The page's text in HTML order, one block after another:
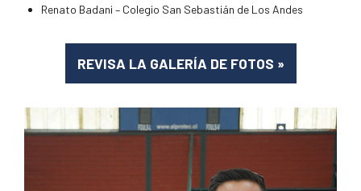
Renato Badani – Colegio San Sebastián de Los Andes
REVISA LA GALERÍA DE FOTOS »